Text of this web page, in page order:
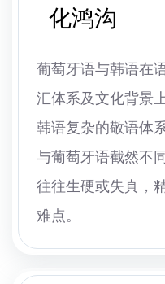
化鸿沟
葡萄牙语与韩语在
汇体系及文化背景
韩语复杂的敬语体
与葡萄牙语截然不
往往生硬或失真，
难点。